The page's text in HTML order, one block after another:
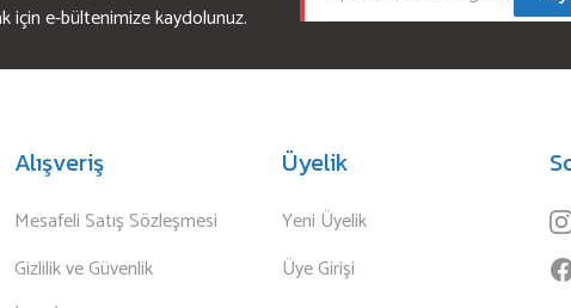
için e-bültenimize kaydolunuz.
Alışveriş
Mesafeli Satış Sözleşmesi
Gizlilik ve Güvenlik
Üyelik
Yeni Üyelik
Üye Girişi